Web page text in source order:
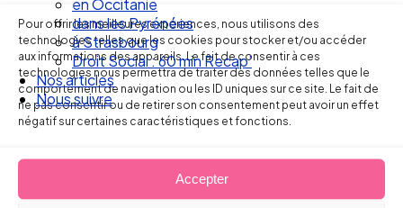
Pour offrir les meilleures expériences, nous utilisons des
technologies telles que les cookies pour stocker et/ou accéder
aux informations des appareils. Le fait de consentir à ces
technologies nous permettra de traiter des données telles que le
comportement de navigation ou les ID uniques sur ce site. Le fait de
ne pas consentir ou de retirer son consentement peut avoir un effet
négatif sur certaines caractéristiques et fonctions.
Accepter
en Occitanie
dans les Pyrénées
à Strasbourg
Droit Social : 60 min Recap’
Nos articles
Nous suivre
Ellipse Avocats
Réseau
de cabinets
d’avocats